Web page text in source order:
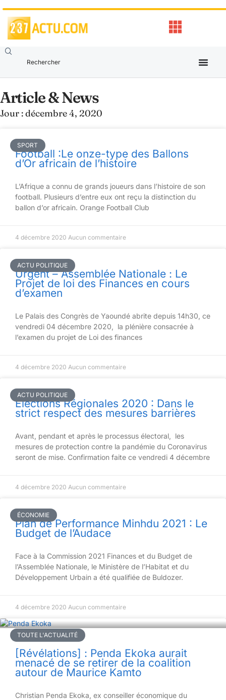
Article & News
Jour : décembre 4, 2020
SPORT
Football :Le onze-type des Ballons
d’Or africain de l’histoire
L’Afrique a connu de grands joueurs dans l’histoire de son
football. Plusieurs d’entre eux ont reçu la distinction du
ballon d’or africain. Orange Football Club
4 décembre 2020 Aucun commentaire
ACTU POLITIQUE
Urgent – Assemblée Nationale : Le
Projet de loi des Finances en cours
d’examen
Le Palais des Congrès de Yaoundé abrite depuis 14h30, ce
vendredi 04 décembre 2020, la plénière consacrée à
l’examen du projet de Loi des finances
4 décembre 2020 Aucun commentaire
ACTU POLITIQUE
Elections Régionales 2020 : Dans le
strict respect des mesures barrières
Avant, pendant et après le processus électoral, les
mesures de protection contre la pandémie du Coronavirus
seront de mise. Confirmation faite ce vendredi 4 décembre
4 décembre 2020 Aucun commentaire
ÉCONOMIE
Plan de Performance Minhdu 2021 : Le
Budget de l’Audace
Face à la Commission 2021 Finances et du Budget de
l’Assemblée Nationale, le Ministère de l’Habitat et du
Développement Urbain a été qualifiée de Buldozer.
4 décembre 2020 Aucun commentaire
TOUTE L'ACTUALITÉ
[Révélations] : Penda Ekoka aurait
menacé de se retirer de la coalition
autour de Maurice Kamto
Christian Penda Ekoka, ex conseiller économique du